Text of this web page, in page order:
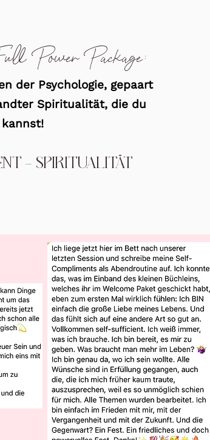
Power Package:
der Psychologie, gepaart
Spiritualität, die du
- SPIRITUALITÄT